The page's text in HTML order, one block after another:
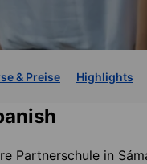
& Preise Highlights
Partnerschule in